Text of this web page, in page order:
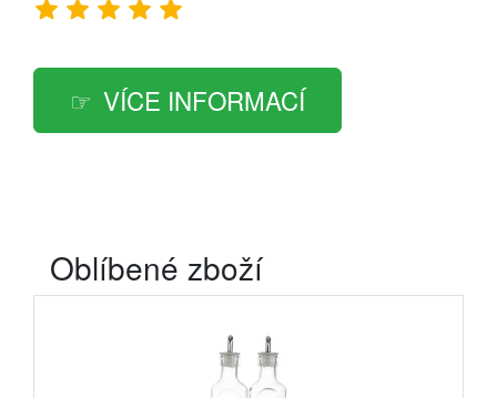
VÍCE INFORMACÍ
Oblíbené zboží